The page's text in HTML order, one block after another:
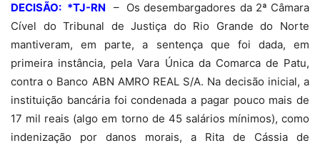
DECISÃO: *TJ-RN – Os desembargadores da 2ª Câmara
Cível do Tribunal de Justiça do Rio Grande do Norte
mantiveram, em parte, a sentença que foi dada, em
primeira instância, pela Vara Única da Comarca de Patu,
contra o Banco ABN AMRO REAL S/A. Na decisão inicial, a
instituição bancária foi condenada a pagar pouco mais de
17 mil reais (algo em torno de 45 salários mínimos), como
indenização por danos morais, a Rita de Cássia de